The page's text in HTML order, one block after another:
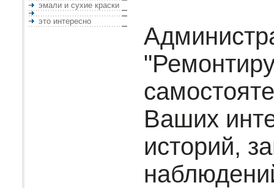
эмали и сухие краски
это интересно
Ваших
историй,